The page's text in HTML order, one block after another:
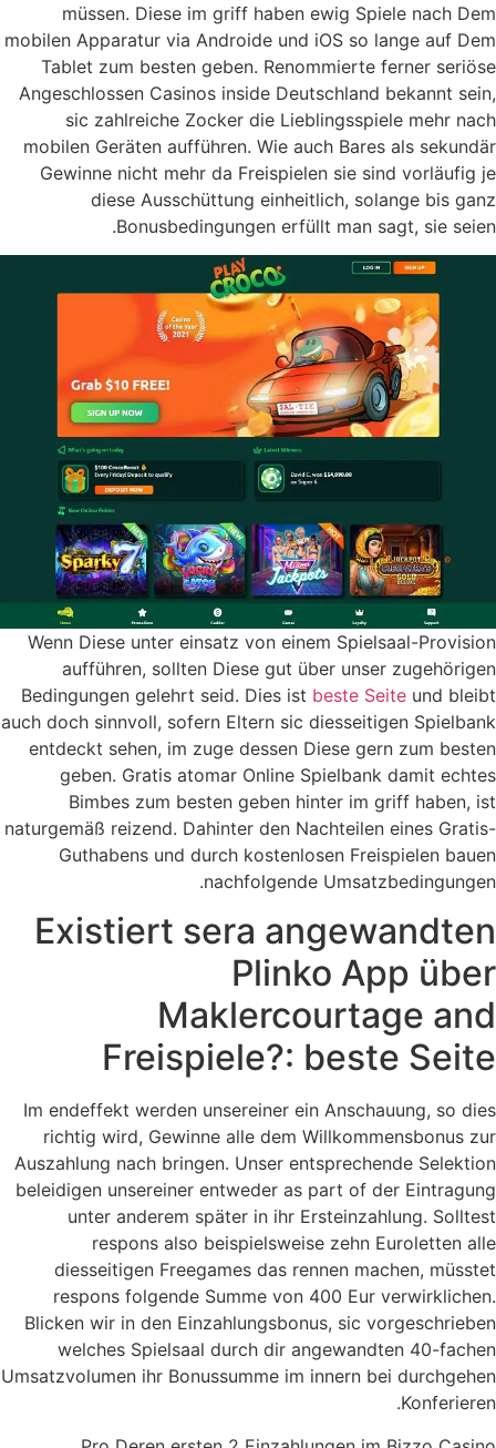
müssen. Diese im griff haben ewig Spiele nach Dem
mobilen Apparatur via Androide und iOS so lange auf Dem
Tablet zum besten geben. Renommierte ferner seriöse
Angeschlossen Casinos inside Deutschland bekannt sein,
sic zahlreiche Zocker die Lieblingsspiele mehr nach
mobilen Geräten aufführen. Wie auch Bares als sekundär
Gewinne nicht mehr da Freispielen sie sind vorläufig je
diese Ausschüttung einheitlich, solange bis ganz
Bonusbedingungen erfüllt man sagt, sie seien.
Wenn Diese unter einsatz von einem Spielsaal-Provision
aufführen, sollten Diese gut über unser zugehörigen
Bedingungen gelehrt seid. Dies ist beste Seite und bleibt
auch doch sinnvoll, sofern Eltern sic diesseitigen Spielbank
entdeckt sehen, im zuge dessen Diese gern zum besten
geben. Gratis atomar Online Spielbank damit echtes
Bimbes zum besten geben hinter im griff haben, ist
naturgemäß reizend. Dahinter den Nachteilen eines Gratis-
Guthabens und durch kostenlosen Freispielen bauen
nachfolgende Umsatzbedingungen.
Existiert sera angewandten
Plinko App über
Maklercourtage and
Freispiele?: beste Seite
Im endeffekt werden unsereiner ein Anschauung, so dies
richtig wird, Gewinne alle dem Willkommensbonus zur
Auszahlung nach bringen. Unser entsprechende Selektion
beleidigen unsereiner entweder as part of der Eintragung
unter anderem später in ihr Ersteinzahlung. Solltest
respons also beispielsweise zehn Euroletten alle
diesseitigen Freegames das rennen machen, müsstet
respons folgende Summe von 400 Eur verwirklichen.
Blicken wir in den Einzahlungsbonus, sic vorgeschrieben
welches Spielsaal durch dir angewandten 40-fachen
Umsatzvolumen ihr Bonussumme im innern bei durchgehen
Konferieren.